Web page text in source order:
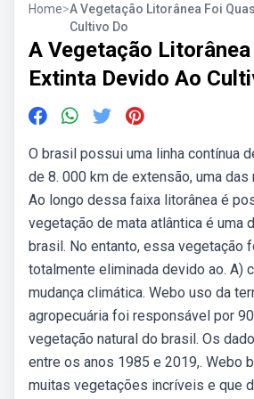
Home>A Vegetação Litorânea Foi
Cultivo Do
A Vegetação Litorânea
Extinta Devido Ao
O brasil possui uma linha contínua
de 8. 000 km de extensão, uma das
Ao longo dessa faixa litorânea é
vegetação de mata atlântica é uma
brasil. No entanto, essa vegetação
totalmente eliminada devido ao. A)
mudança climática. Webo uso da
agropecuária foi responsável por
vegetação natural do brasil. Os
entre os anos 1985 e 2019,. Webo
muitas vegetações incríveis e que